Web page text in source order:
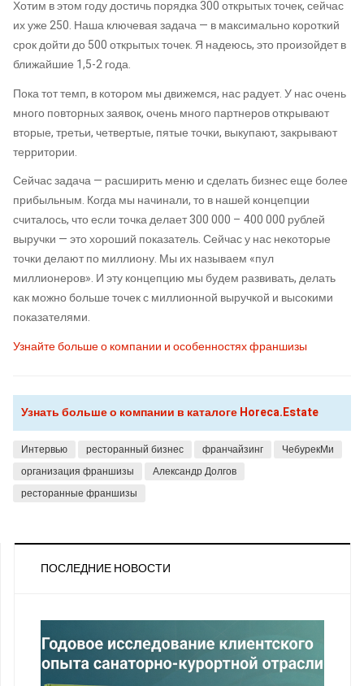
Хотим в этом году достичь порядка 300 открытых точек, сейчас
их уже 250. Наша ключевая задача — в максимально короткий
срок дойти до 500 открытых точек. Я надеюсь, это произойдет в
ближайшие 1,5-2 года.
Пока тот темп, в котором мы движемся, нас радует. У нас очень
много повторных заявок, очень много партнеров открывают
вторые, третьи, четвертые, пятые точки, выкупают, закрывают
территории.
Сейчас задача — расширить меню и сделать бизнес еще более
прибыльным. Когда мы начинали, то в нашей концепции
считалось, что если точка делает 300 000 – 400 000 рублей
выручки — это хороший показатель. Сейчас у нас некоторые
точки делают по миллиону. Мы их называем «пул
миллионеров». И эту концепцию мы будем развивать, делать
как можно больше точек с миллионной выручкой и высокими
показателями.
Узнайте больше о компании и особенностях франшизы
Узнать больше о компании в каталоге Horeca.Estate
Интервью ресторанный бизнес франчайзинг
ЧебурекМи
организация франшизы
Александр Долгов
ресторанные франшизы
ПОСЛЕДНИЕ НОВОСТИ